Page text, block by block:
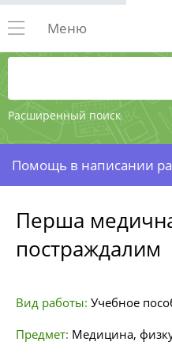
Расширенный поиск
Меню
Помощь в написании
Перша
постраждалим
Вид работы: Учебное
Предмет: Медицина,